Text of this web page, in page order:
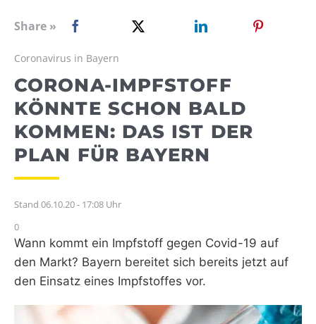
WEBRADIO
Share »
Coronavirus in Bayern
CORONA-IMPFSTOFF
KÖNNTE SCHON BALD
KOMMEN: DAS IST DER
PLAN FÜR BAYERN
Stand 06.10.20 - 17:08 Uhr
0
Wann kommt ein Impfstoff gegen Covid-19 auf
den Markt? Bayern bereitet sich bereits jetzt auf
den Einsatz eines Impfstoffes vor.